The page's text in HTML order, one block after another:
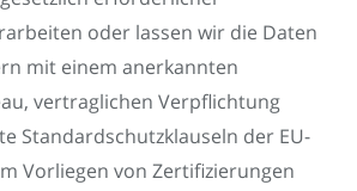
oder lassen wir die Daten
mit einem anerkannten
vertraglichen Verpflichtung
Standardschutzklauseln der EU-
Vorliegen von Zertifizierungen